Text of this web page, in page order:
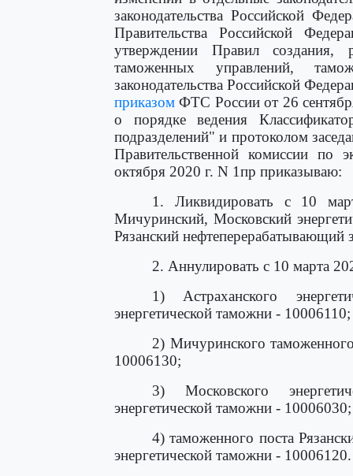
законодательства Российской
Правительства Российской
утверждении Правил создания,
таможенных управлений,
законодательства Российской
приказом ФТС России от 26
о порядке ведения
подразделений" и протоколом
Правительственной комиссии по
октября 2020 г. N 1пр приказываю:
1. Ликвидировать с 10
Мичуринский, Московский
Рязанский нефтеперерабатывающий
2. Аннулировать с 10 марта
1) Астраханского
энергетической таможни - 10006110;
2) Мичуринского
10006130;
3) Московского
энергетической таможни - 10006030;
4) таможенного поста
энергетической таможни - 10006120.